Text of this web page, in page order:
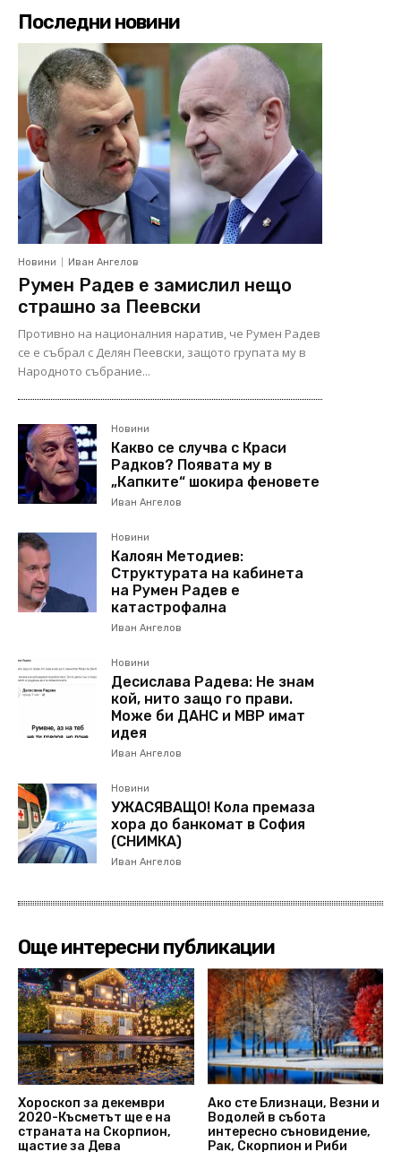
Последни новини
Новини Иван Ангелов
Румен Радев е замислил нещо
страшно за Пеевски
Противно на националния наратив, че Румен Радев
се е събрал с Делян Пеевски, защото групата му в
Народното събрание...
Новини
Какво се случва с Краси
Радков? Появата му в
„Капките“ шокира феновете
Иван Ангелов
Новини
Калоян Методиев:
Структурата на кабинета
на Румен Радев е
катастрофална
Иван Ангелов
Новини
Десислава Радева: Не знам
кой, нито защо го прави.
Може би ДАНС и МВР имат
идея
Иван Ангелов
Новини
УЖАСЯВАЩО! Кола премаза
хора до банкомат в София
(СНИМКА)
Иван Ангелов
Още интересни публикации
Хороскоп за декември
2020-Късметът ще е на
страната на Скорпион,
щастие за Дева
Ако сте Близнаци, Везни и
Водолей в събота
интересно съновидение,
Рак, Скорпион и Риби